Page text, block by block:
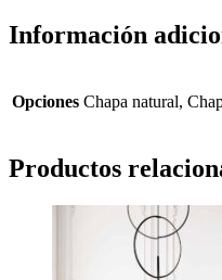
Información
Opciones Chapa natural,
Productos